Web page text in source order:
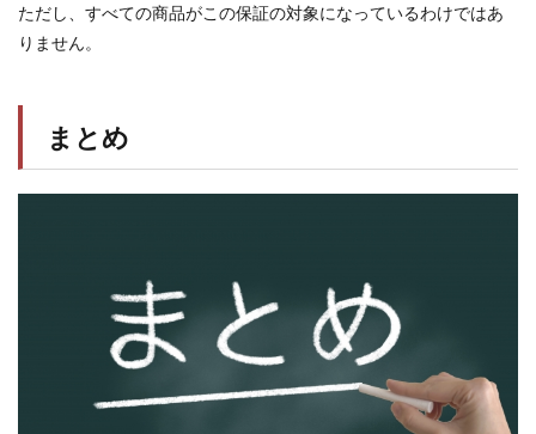
ただし、すべての商品がこの保証の対象になっているわけではあ
りません。
まとめ